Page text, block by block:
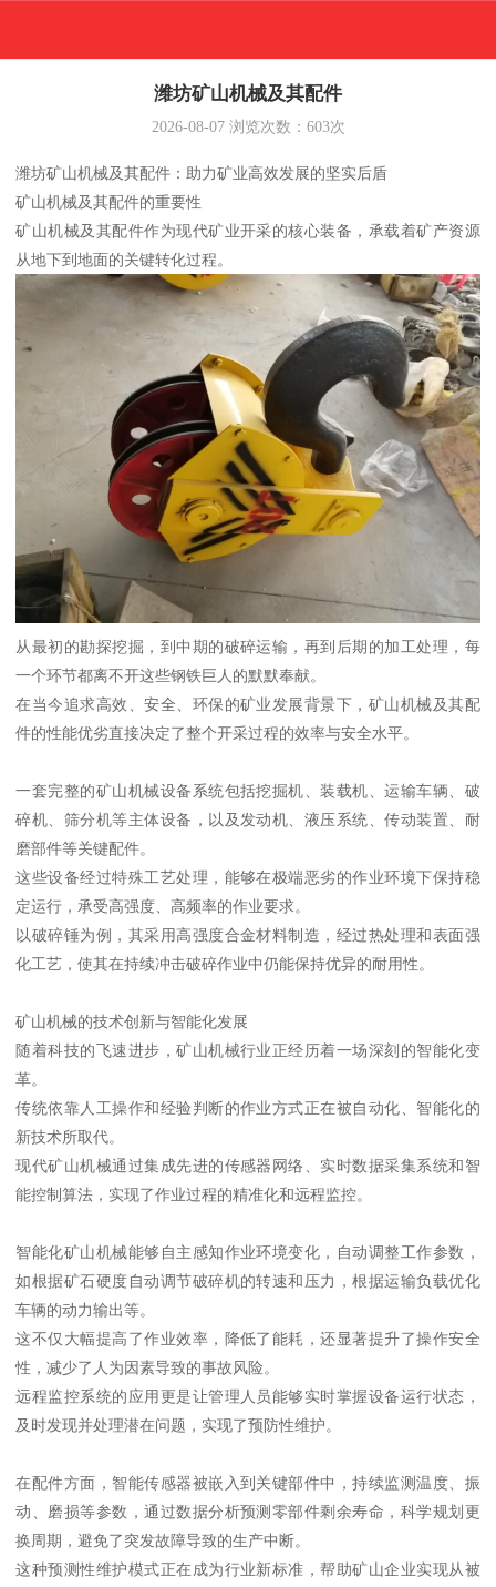
潍坊矿山机械及其配件
2026-08-07浏览次数： 603次
潍坊矿山机械及其配件：助力矿业高效发展的坚实后盾
矿山机械及其配件的重要性
矿山机械及其配件作为现代矿业开采的核心装备，承载着矿产资源
从地下到地面的关键转化过程。
从最初的勘探挖掘，到中期的破碎运输，再到后期的加工处理，每
一个环节都离不开这些钢铁巨人的默默奉献。
在当今追求高效、安全、环保的矿业发展背景下，矿山机械及其配
件的性能优劣直接决定了整个开采过程的效率与安全水平。
一套完整的矿山机械设备系统包括挖掘机、装载机、运输车辆、破
碎机、筛分机等主体设备，以及发动机、液压系统、传动装置、耐
磨部件等关键配件。
这些设备经过特殊工艺处理，能够在极端恶劣的作业环境下保持稳
定运行，承受高强度、高频率的作业要求。
以破碎锤为例，其采用高强度合金材料制造，经过热处理和表面强
化工艺，使其在持续冲击破碎作业中仍能保持优异的耐用性。
矿山机械的技术创新与智能化发展
随着科技的飞速进步，矿山机械行业正经历着一场深刻的智能化变
革。
传统依靠人工操作和经验判断的作业方式正在被自动化、智能化的
新技术所取代。
现代矿山机械通过集成先进的传感器网络、实时数据采集系统和智
能控制算法，实现了作业过程的精准化和远程监控。
智能化矿山机械能够自主感知作业环境变化，自动调整工作参数，
如根据矿石硬度自动调节破碎机的转速和压力，根据运输负载优化
车辆的动力输出等。
这不仅大幅提高了作业效率，降低了能耗，还显著提升了操作安全
性，减少了人为因素导致的事故风险。
远程监控系统的应用更是让管理人员能够实时掌握设备运行状态，
及时发现并处理潜在问题，实现了预防性维护。
在配件方面，智能传感器被嵌入到关键部件中，持续监测温度、振
动、磨损等参数，通过数据分析预测零部件剩余寿命，科学规划更
换周期，避免了突发故障导致的生产中断。
这种预测性维护模式正在成为行业新标准，帮助矿山企业实现从被